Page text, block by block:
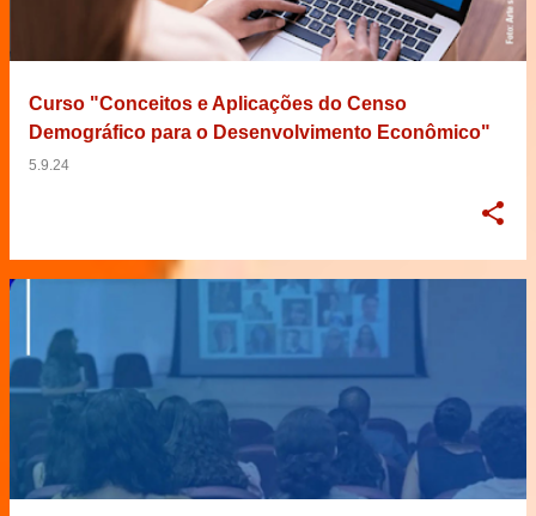
Curso "Conceitos e Aplicações do Censo
Demográfico para o Desenvolvimento Econômico"
5.9.24